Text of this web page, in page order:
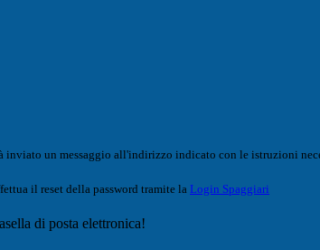
inviato un messaggio all'indirizzo indicato con le istruzioni
il reset della password tramite la Login Spaggiari
di posta elettronica!